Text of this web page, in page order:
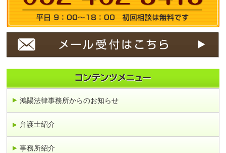
鴻陽法律事務所からのお知らせ
弁護士紹介
事務所紹介